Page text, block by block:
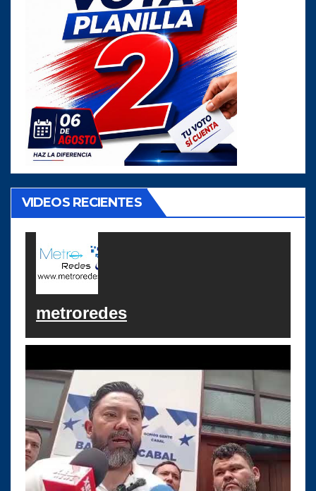
VIDEOS RECIENTES
metroredes